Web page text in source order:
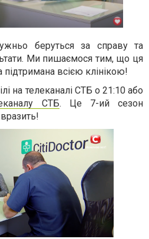
беруться за справу та
Ми пишаємося тим, що ця
підтримана всією клінікою!
на телеканалі СТБ о 21:10 або
СТБ. Це 7-ий сезон